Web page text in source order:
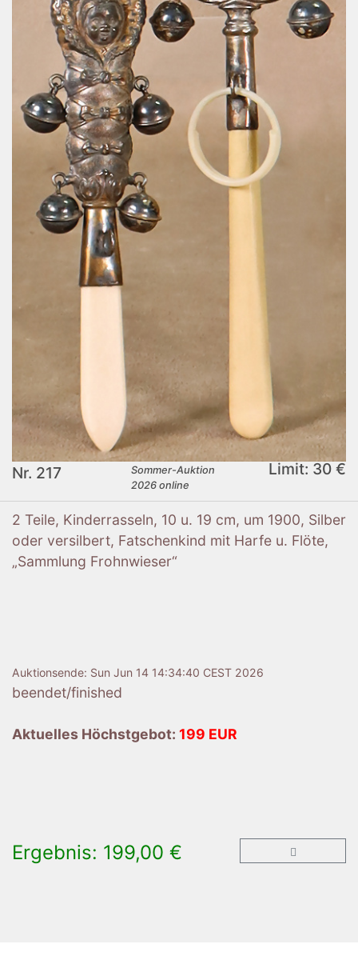
Nr. 217
Sommer-Auktion
2026 online
Limit: 30 €
2 Teile, Kinderrasseln, 10 u. 19 cm, um 1900, Silber
oder versilbert, Fatschenkind mit Harfe u. Flöte,
„Sammlung Frohnwieser“
Auktionsende: Sun Jun 14 14:34:40 CEST 2026
beendet/finished
Aktuelles Höchstgebot: 199 EUR
Ergebnis: 199,00 €